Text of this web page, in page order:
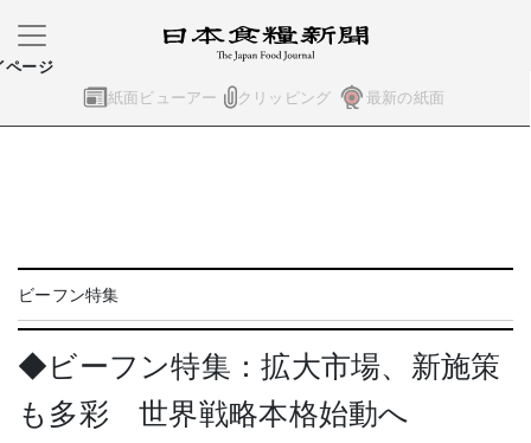
紙面ビューアー クリッピング 最新の紙面
ページ
ビーフン特集
◆ビーフン特集：拡大市場、新施策
も多彩 世界戦略本格始動へ